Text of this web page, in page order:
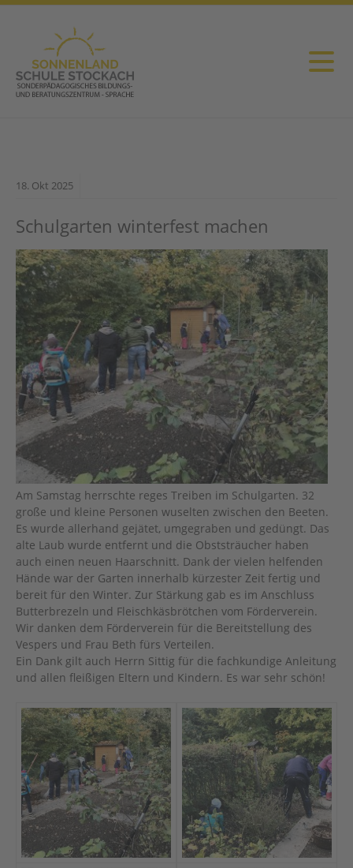
18. Okt 2025
Schulgarten winterfest machen
Am Samstag herrschte reges Treiben im Schulgarten. 32
große und kleine Personen wuselten zwischen den Beeten.
Es wurde allerhand gejätet, umgegraben und gedüngt. Das
alte Laub wurde entfernt und die Obststräucher haben
auch einen neuen Haarschnitt. Dank der vielen helfenden
Hände war der Garten innerhalb kürzester Zeit fertig und
bereit für den Winter. Zur Stärkung gab es im Anschluss
Butterbrezeln und Fleischkäsbrötchen vom Förderverein.
Wir danken dem Förderverein für die Bereitstellung des
Vespers und Frau Beth fürs Verteilen.
Ein Dank gilt auch Herrn Sittig für die fachkundige Anleitung
und allen fleißigen Eltern und Kindern. Es war sehr schön!